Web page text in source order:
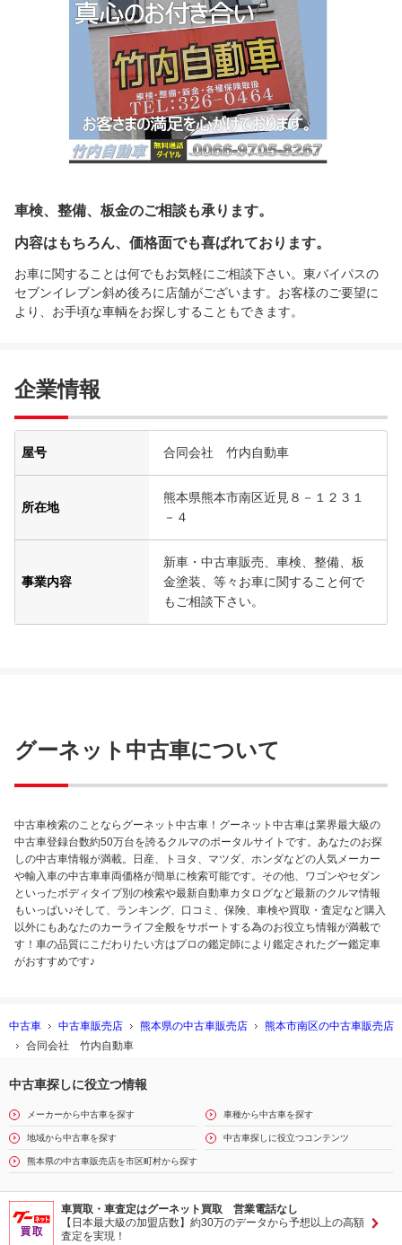
車検、整備、板金のご相談も承ります。
内容はもちろん、価格面でも喜ばれております。
お車に関することは何でもお気軽にご相談下さい。東バイパスの
セブンイレブン斜め後ろに店舗がございます。お客様のご要望に
より、お手頃な車輌をお探しすることもできます。
企業情報
屋号 合同会社 竹内自動車
所在地
熊本県熊本市南区近見８－１２３１
－４
事業内容
新車・中古車販売、車検、整備、板
金塗装、等々お車に関すること何で
もご相談下さい。
グーネット中古車について
中古車検索のことならグーネット中古車！グーネット中古車は業界最大級の
中古車登録台数約50万台を誇るクルマのポータルサイトです。あなたのお探
しの中古車情報が満載。日産、トヨタ、マツダ、ホンダなどの人気メーカー
や輸入車の中古車車両価格が簡単に検索可能です。その他、ワゴンやセダン
といったボディタイプ別の検索や最新自動車カタログなど最新のクルマ情報
もいっぱい♪そして、ランキング、口コミ、保険、車検や買取・査定など購入
以外にもあなたのカーライフ全般をサポートする為のお役立ち情報が満載で
す！車の品質にこだわりたい方はプロの鑑定師により鑑定されたグー鑑定車
がおすすめです♪
中古車 中古車販売店 熊本県の中古車販売店
熊本市南区の中古車販売店
合同会社 竹内自動車
中古車探しに役立つ情報
メーカーから中古車を探す 車種から中古車を探す
地域から中古車を探す 中古車探しに役立つコンテンツ
熊本県の中古車販売店を市区町村から探す
車買取・車査定はグーネット買取 営業電話なし
【日本最大級の加盟店数】約30万のデータから予想以上の高額
査定を実現！